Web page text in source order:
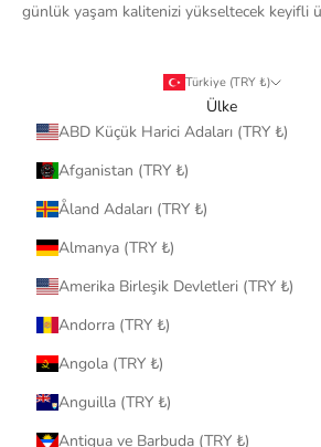
günlük yaşam kalitenizi yükseltecek keyifli
Türkiye (TRY ₺)
Ülke
ABD Küçük Harici Adaları (TRY ₺)
Afganistan (TRY ₺)
Åland Adaları (TRY ₺)
Almanya (TRY ₺)
Amerika Birleşik Devletleri (TRY ₺)
Andorra (TRY ₺)
Angola (TRY ₺)
Anguilla (TRY ₺)
Antigua ve Barbuda (TRY ₺)